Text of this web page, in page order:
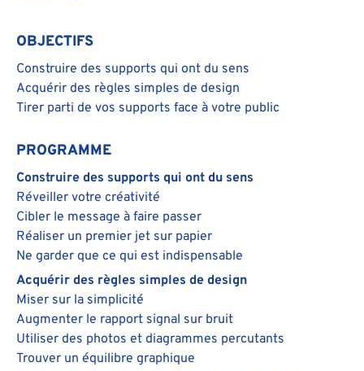
OBJECTIFS
Construire des supports qui ont du sens
Acquérir des règles simples de design
Tirer parti de vos supports face à votre public
PROGRAMME
Construire des supports qui ont du sens
Réveiller votre créativité
Cibler le message à faire passer
Réaliser un premier jet sur papier
Ne garder que ce qui est indispensable
Acquérir des règles simples de design
Miser sur la simplicité
Augmenter le rapport signal sur bruit
Utiliser des photos et diagrammes percutants
Trouver un équilibre graphique